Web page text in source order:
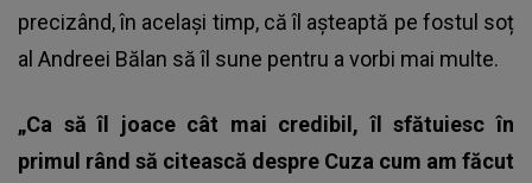
precizând, în același timp, că îl așteaptă pe fostul soț
al Andreei Bălan să îl sune pentru a vorbi mai multe.
„Ca să îl joace cât mai credibil, îl sfătuiesc în
primul rând să citească despre Cuza cum am făcut